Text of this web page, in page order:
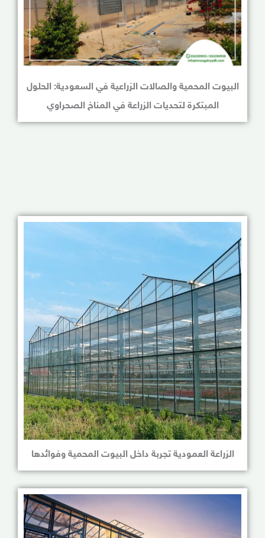
البيوت المحمية والصالات الزراعية في السعودية: الحلول
المبتكرة لتحديات الزراعة في المناخ الصحراوي
الزراعة العمودية تجربة داخل البيوت المحمية وفوائدها